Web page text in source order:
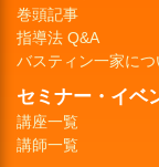
巻頭記事
指導法 Q&A
バスティン一家につ
セミナー・イベ
講座一覧
講師一覧